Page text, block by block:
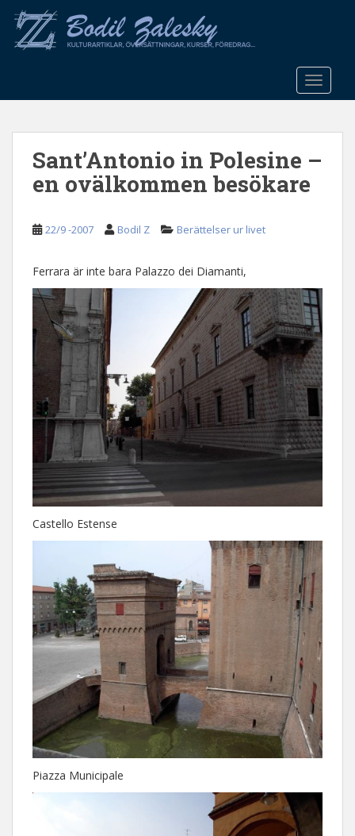
o
Sant’Antonio in Polesine –
en ovälkommen besökare
22/9 -2007 Bodil Z Berättelser ur livet
Ferrara är inte bara Palazzo dei Diamanti,
Castello Estense
Piazza Municipale